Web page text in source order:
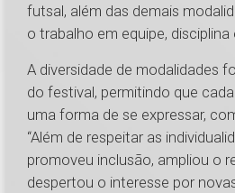
futsal, além das demais
o trabalho em equipe, disciplina
A diversidade de modalidades
do festival, permitindo que
uma forma de se expressar,
“Além de respeitar as
promoveu inclusão, ampliou o
despertou o interesse por